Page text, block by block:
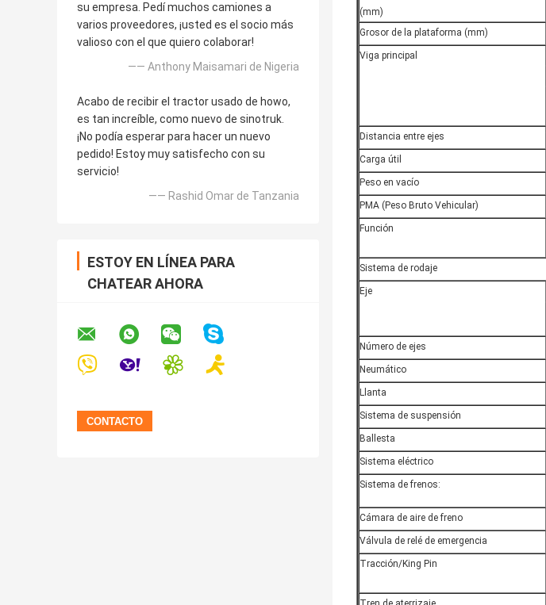
su empresa. Pedí muchos camiones a
varios proveedores, ¡usted es el socio más
valioso con el que quiero colaborar!
—— Anthony Maisamari de Nigeria
Acabo de recibir el tractor usado de howo,
es tan increíble, como nuevo de sinotruk.
¡No podía esperar para hacer un nuevo
pedido! Estoy muy satisfecho con su
servicio!
—— Rashid Omar de Tanzania
ESTOY EN LÍNEA PARA
CHATEAR AHORA
(mm)
Grosor de la plataforma (mm)
Viga principal
Distancia entre ejes
Carga útil
Peso en vacío
PMA (Peso Bruto Vehicular)
Función
Sistema de rodaje
Eje
Número de ejes
Neumático
Llanta
Sistema de suspensión
Ballesta
Sistema eléctrico
Sistema de frenos:
Cámara de aire de freno
Válvula de relé de emergencia
Tracción/King Pin